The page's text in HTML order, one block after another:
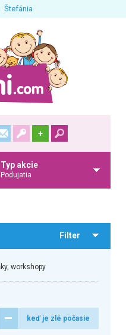
Štefánia
+
Typ akcie
Podujatia
Filter
workshopy
keď je zlé počasie